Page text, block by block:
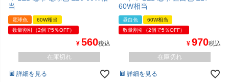
当
電球色
60W相当
数量割引（2個で5％OFF）
¥ 560税込
在庫切れ
詳細を見る
60W相当
昼白色
60W相当
数量割引（2個で5％OFF）
¥ 970税込
在庫切れ
詳細を見る